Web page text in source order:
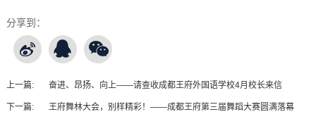
分享到：
上一篇: 奋进、昂扬、向上——请查收成都王府外国语学校4月校长来信
下一篇: 王府舞林大会，别样精彩！——成都王府第三届舞蹈大赛圆满落幕